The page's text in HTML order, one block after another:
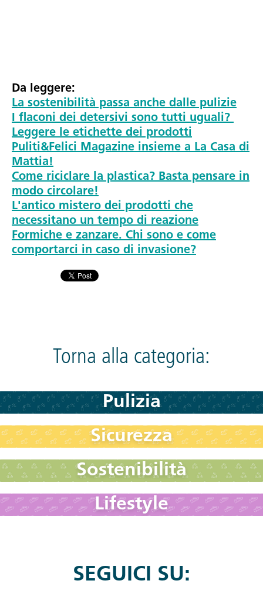
Da leggere:
La sostenibilità passa anche dalle pulizie
I flaconi dei detersivi sono tutti uguali?
Leggere le etichette dei prodotti
Puliti&Felici Magazine insieme a La Casa di
Mattia!
Come riciclare la plastica? Basta pensare in
modo circolare!
L'antico mistero dei prodotti che
necessitano un tempo di reazione
Formiche e zanzare. Chi sono e come
comportarci in caso di invasione?
Torna alla categoria:
Pulizia
Sicurezza
Sostenibilità
Lifestyle
SEGUICI SU: